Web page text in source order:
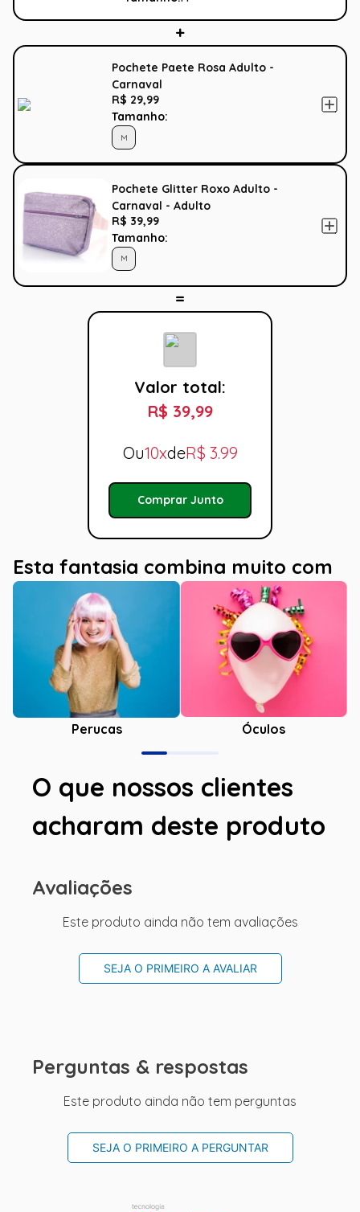
Pochete Paete Rosa Adulto -
Carnaval
R$ 29,99
Tamanho:
M
Pochete Glitter Roxo Adulto -
Carnaval - Adulto
R$ 39,99
Tamanho:
M
Valor total:
R$ 39,99
Ou10xdeR$ 3.99
Comprar Junto
Esta fantasia combina muito com
Perucas Óculos
O que nossos clientes
acharam deste produto
Avaliações
Este produto ainda não tem avaliações
SEJA O PRIMEIRO A AVALIAR
Perguntas & respostas
Este produto ainda não tem perguntas
SEJA O PRIMEIRO A PERGUNTAR